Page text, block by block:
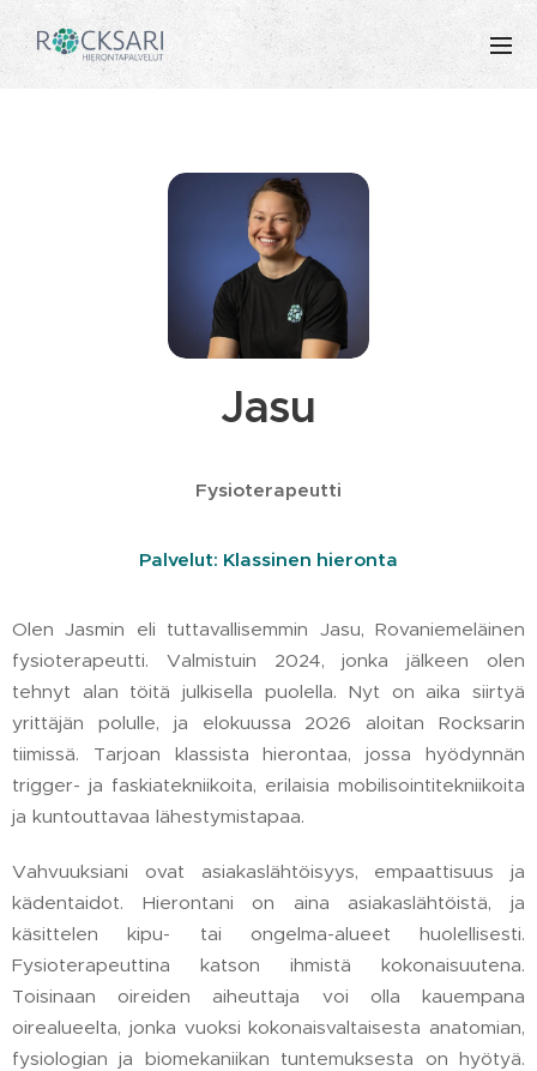
Jasu
Fysioterapeutti
Palvelut: Klassinen hieronta
Olen Jasmin eli tuttavallisemmin Jasu, Rovaniemeläinen
fysioterapeutti. Valmistuin 2024, jonka jälkeen olen
tehnyt alan töitä julkisella puolella. Nyt on aika siirtyä
yrittäjän polulle, ja elokuussa 2026 aloitan Rocksarin
tiimissä. Tarjoan klassista hierontaa, jossa hyödynnän
trigger- ja faskiatekniikoita, erilaisia mobilisointitekniikoita
ja kuntouttavaa lähestymistapaa.
Vahvuuksiani ovat asiakaslähtöisyys, empaattisuus ja
kädentaidot. Hierontani on aina asiakaslähtöistä, ja
käsittelen kipu- tai ongelma-alueet huolellisesti.
Fysioterapeuttina katson ihmistä kokonaisuutena.
Toisinaan oireiden aiheuttaja voi olla kauempana
oirealueelta, jonka vuoksi kokonaisvaltaisesta anatomian,
fysiologian ja biomekaniikan tuntemuksesta on hyötyä.